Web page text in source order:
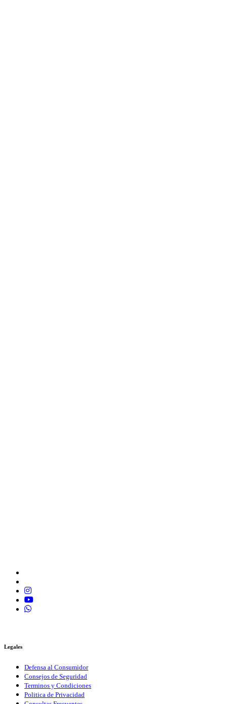
Legales
Defensa al Consumidor
Consejos de Seguridad
Terminos y Condiciones
Politica de Privacidad